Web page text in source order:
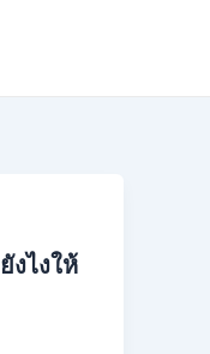
งไงให้